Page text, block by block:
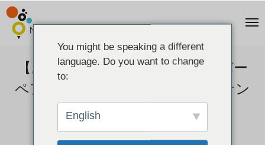
【お客様の声】槌目模様のシルバー
ペアリング・イエローメッキとサン
ドブラスト
2022-12-12
You might be speaking a different
language. Do you want to change
to:
English